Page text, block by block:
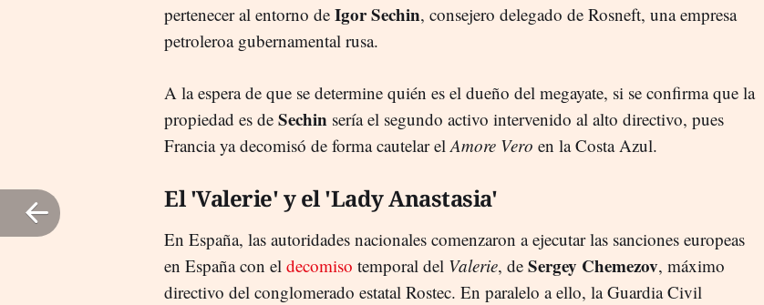
pertenecer al entorno de Igor Sechin, consejero delegado de Rosneft, una empresa
petroleroa gubernamental rusa.
A la espera de que se determine quién es el dueño del megayate, si se confirma que la
propiedad es de Sechin sería el segundo activo intervenido al alto directivo, pues
Francia ya decomisó de forma cautelar el Amore Vero en la Costa Azul.
El 'Valerie' y el 'Lady Anastasia'
En España, las autoridades nacionales comenzaron a ejecutar las sanciones europeas
en España con el decomiso temporal del Valerie, de Sergey Chemezov, máximo
directivo del conglomerado estatal Rostec. En paralelo a ello, la Guardia Civil